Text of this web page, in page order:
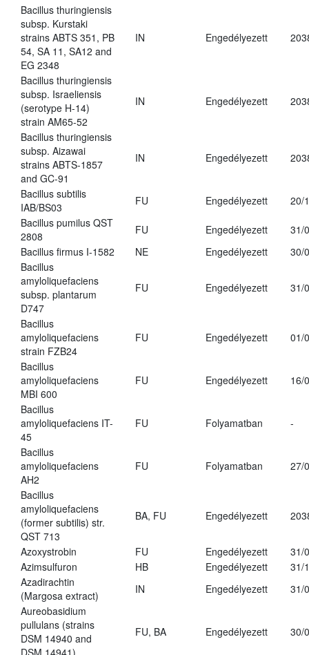
Bacillus thuringiensis
subsp. Kurstaki
strains ABTS 351, PB
54, SA 11, SA12 and
EG 2348
IN Engedélyezett
Bacillus thuringiensis
subsp. Israeliensis
(serotype H-14)
strain AM65-52
IN Engedélyezett
Bacillus thuringiensis
subsp. Aizawai
strains ABTS-1857
and GC-91
IN Engedélyezett
Bacillus subtilis
IAB/BS03
FU Engedélyezett
20/
Bacillus pumilus QST
2808
FU Engedélyezett
31/
Bacillus firmus I-1582
NE Engedélyezett
30/
Bacillus
amyloliquefaciens
subsp. plantarum
D747
FU Engedélyezett 31/
Bacillus
amyloliquefaciens
strain FZB24
FU Engedélyezett 01/
Bacillus
amyloliquefaciens
MBI 600
FU Engedélyezett 16/
Bacillus
amyloliquefaciens IT-
45
FU Folyamatban -
Bacillus
amyloliquefaciens
AH2
FU Folyamatban 27/
Bacillus
amyloliquefaciens
(former subtilis) str.
QST 713
BA, FU Engedélyezett
Azoxystrobin FU Engedélyezett
31/
Azimsulfuron
HB Engedélyezett
31/
Azadirachtin
(Margosa extract)
IN Engedélyezett
31/
Aureobasidium
pullulans (strains
DSM 14940 and
FU, BA Engedélyezett 30/